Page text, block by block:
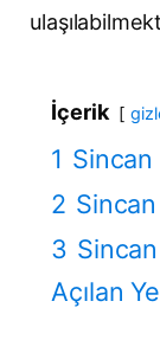
İçerik
1
2
3
Açılan